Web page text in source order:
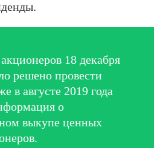
18 декабря
решено провести
в августе 2019 года
о
выкупе ценных